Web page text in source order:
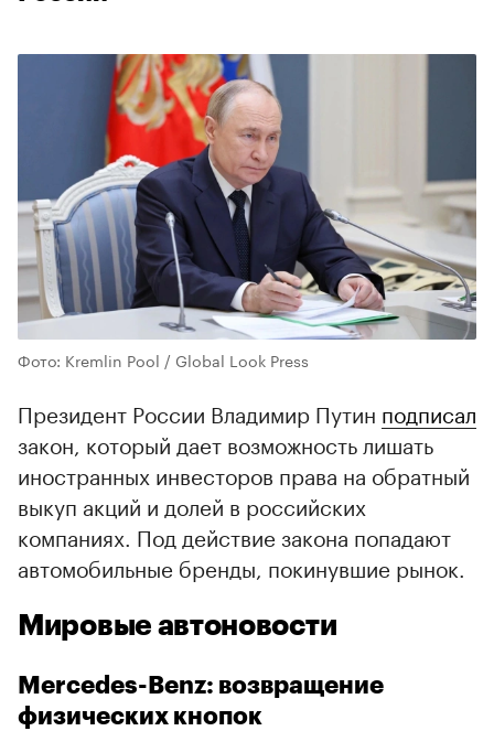
Фото: Kremlin Pool / Global Look Press
Президент России Владимир Путин подписал
закон, который дает возможность лишать
иностранных инвесторов права на обратный
выкуп акций и долей в российских
компаниях. Под действие закона попадают
автомобильные бренды, покинувшие рынок.
Мировые автоновости
Mercedes-Benz: возвращение
физических кнопок